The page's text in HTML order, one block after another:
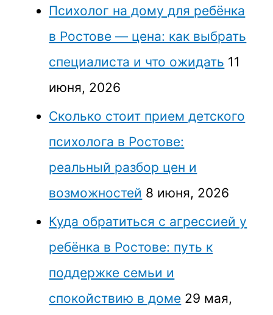
Психолог на дому для ребёнка
в Ростове — цена: как выбрать
специалиста и что ожидать 11
июня, 2026
Сколько стоит прием детского
психолога в Ростове:
реальный разбор цен и
возможностей 8 июня, 2026
Куда обратиться с агрессией у
ребёнка в Ростове: путь к
поддержке семьи и
спокойствию в доме 29 мая,